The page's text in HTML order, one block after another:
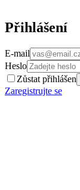
Přihlášení
E-mail
Heslo
Zůstat přihlášen
Zaregistrujte se